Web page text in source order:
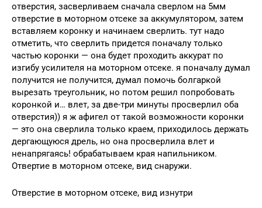
отверстия, засверливаем сначала сверлом на 5мм
отверстие в моторном отсеке за аккумулятором, затем
вставляем коронку и начинаем сверлить. тут надо
отметить, что сверлить придется поначалу только
частью коронки — она будет проходить аккурат по
изгибу усилителя на моторном отсеке. я поначалу думал
получится не получится, думал помочь болгаркой
вырезать треугольник, но потом решил попробовать
коронкой и… влет, за две-три минуты просверлил оба
отверстия)) я ж афигел от такой возможности коронки
— это она сверлила только краем, приходилось держать
дергающуюся дрель, но она просверлила влет и
ненапрягаясь! обрабатываем края напильником.
Отвертие в моторном отсеке, вид снаружи.
Отверстие в моторном отсеке, вид изнутри